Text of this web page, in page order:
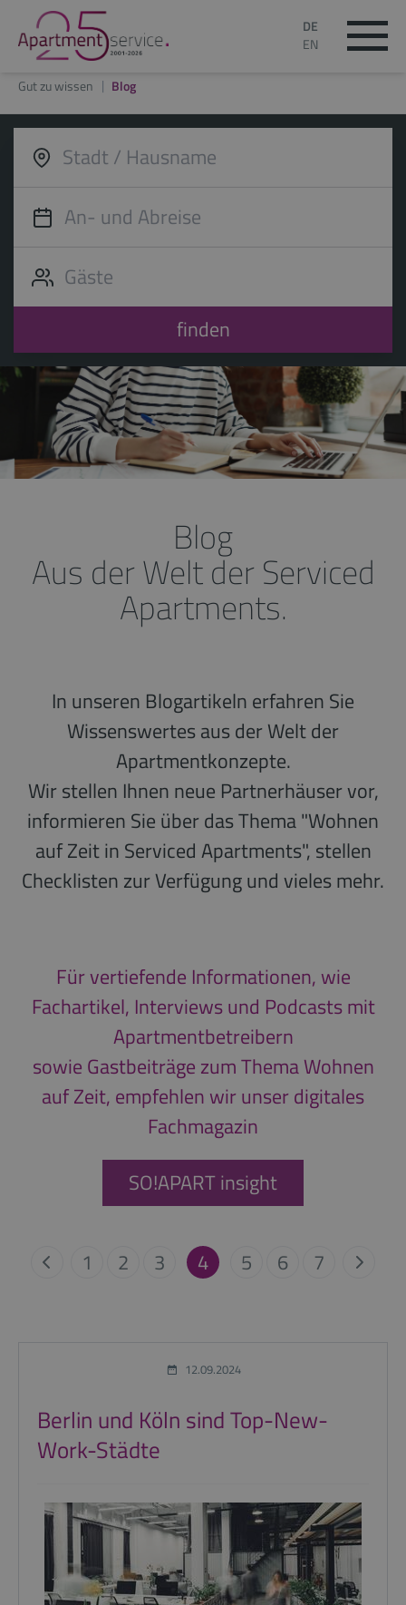
DE
EN
Gut zu wissen Blog
finden
Blog
Aus der Welt der Serviced
Apartments.
In unseren Blogartikeln erfahren Sie
Wissenswertes aus der Welt der
Apartmentkonzepte.
Wir stellen Ihnen neue Partnerhäuser vor,
informieren Sie über das Thema "Wohnen
auf Zeit in Serviced Apartments", stellen
Checklisten zur Verfügung und vieles mehr.
Für vertiefende Informationen, wie
Fachartikel, Interviews und Podcasts mit
Apartmentbetreibern
sowie Gastbeiträge zum Thema Wohnen
auf Zeit, empfehlen wir unser digitales
Fachmagazin
SO!APART insight
1 2 3 4 5 6 7
12.09.2024
Berlin und Köln sind Top-New-
Work-Städte